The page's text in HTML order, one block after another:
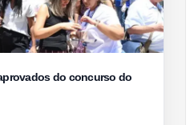
do concurso do